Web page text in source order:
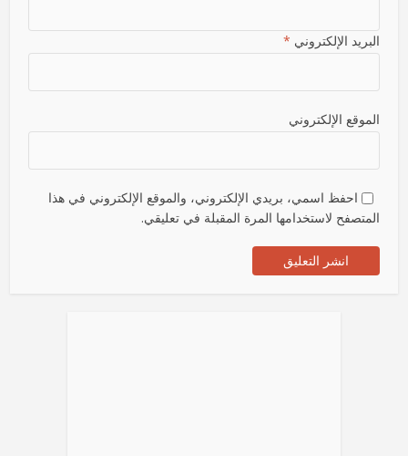
البريد الإلكتروني *
الموقع الإلكتروني
احفظ اسمي، بريدي الإلكتروني، والموقع الإلكتروني في هذا
المتصفح لاستخدامها المرة المقبلة في تعليقي.